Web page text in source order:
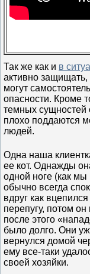
Так же как и в
активно защищать,
могут
опасности. Кроме
темных сущностей
плохо поддаются
людей.
Одна наша
ее кот. Однажды
одной ноге (как мы
обычно всегда
вдруг как
перепугу, потом
после этого
было долго. Они
вернулся домой
ему все-таки
своей хозяйки.